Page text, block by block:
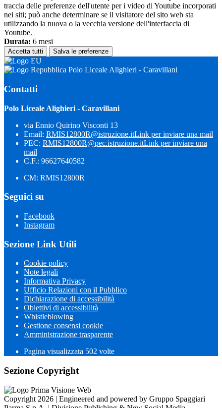
traccia delle preferenze dell'utente per i video di Youtube incorporati
nei siti; può anche determinare se il visitatore del sito web sta
utilizzando la nuova o la vecchia versione dell'interfaccia di
Youtube.
Durata: 6 mesi
Accetta tutti Salva le preferenze
Polo Liceale Alighieri - Caravillani
Contatti
Polo Liceale Alighieri - Caravillani
via Ennio Quirino Visconti 13
Email: RMIS12800R@istruzione.itLink per inviare una mail
PEC: RMIS12800R@pec.istruzione.itLink per inviare una
mail
C.F.: 96627640582
CM: RMIS12800R
Seguici su
Facebook
Instagram
Sezione Link Utili
Cookie policy
Note legali
Informativa Privacy
Ufficio Relazioni con il Pubblico
Dichiarazione di accessibilità
Obiettivi di accessibilità
Whistleblowing
Gestione consensi cookie
Amministrazione trasparente
Pagina visualizzata 502 volte
Sezione Copyright
Copyright 2026 | Engineered and powered by Gruppo Spaggiari